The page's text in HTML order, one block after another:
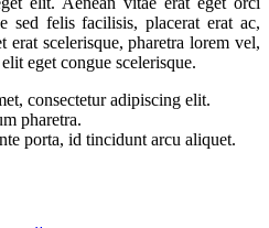
sed felis facilisis, placerat erat ac,
erat scelerisque, pharetra lorem vel,
eget congue scelerisque.
consectetur adipiscing elit.
pharetra.
porta, id tincidunt arcu aliquet.